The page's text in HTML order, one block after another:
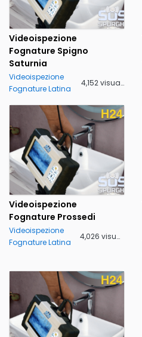
Videoispezione
Fognature Spigno
Saturnia
Videoispezione
Fognature Latina
4,152 visualizzazioni
Videoispezione
Fognature Prossedi
Videoispezione
Fognature Latina
4,026 visualizzazioni